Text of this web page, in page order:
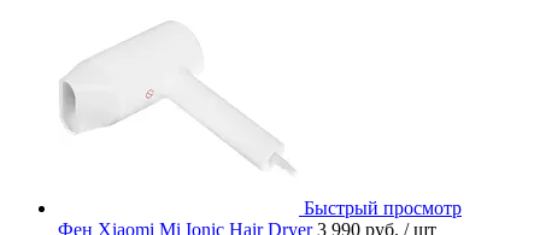
Быстрый просмотр
Фен Xiaomi Mi Ionic Hair Dryer 3 990 руб. / шт